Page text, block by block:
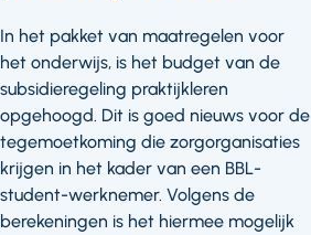
In het pakket van maatregelen voor
het onderwijs, is het budget van de
subsidieregeling praktijkleren
opgehoogd. Dit is goed nieuws voor de
tegemoetkoming die zorgorganisaties
krijgen in het kader van een BBL-
student-werknemer. Volgens de
berekeningen is het hiermee mogelijk